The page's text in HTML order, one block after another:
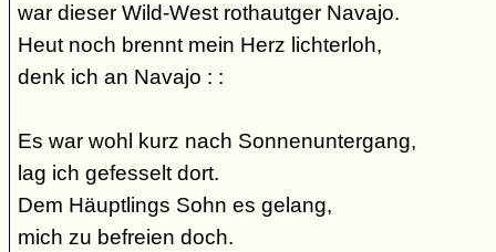
war dieser Wild-West rothautger Navajo.
Heut noch brennt mein Herz lichterloh,
denk ich an Navajo : :
Es war wohl kurz nach Sonnenuntergang,
lag ich gefesselt dort.
Dem Häuptlings Sohn es gelang,
mich zu befreien doch.